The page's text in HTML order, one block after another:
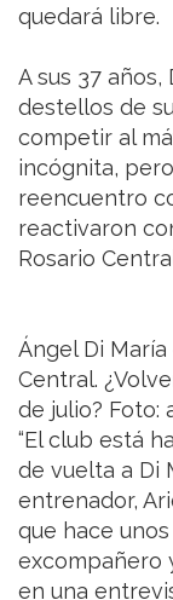
quedará libre.
A sus 37
destellos de
competir al
incógnita,
reencuentro
reactivaron
Rosario
Ángel Di
Central.
de julio? Foto:
“El club está
de vuelta a Di
entrenador,
que hace
excompañero
en una